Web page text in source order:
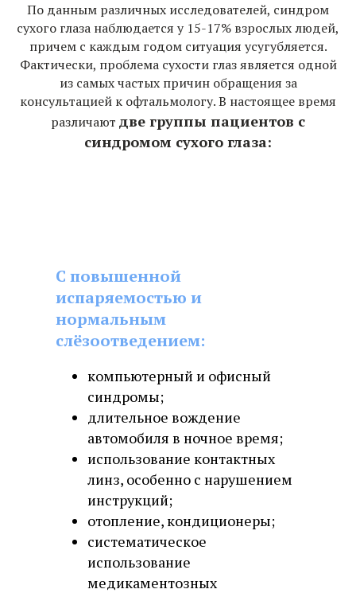
По данным различных исследователей, синдром
сухого глаза наблюдается у 15-17% взрослых людей,
причем с каждым годом ситуация усугубляется.
Фактически, проблема сухости глаз является одной
из самых частых причин обращения за
консультацией к офтальмологу. В настоящее время
различают две группы пациентов с
синдромом сухого глаза:
С повышенной
испаряемостью и
нормальным
слёзоотведением:
компьютерный и офисный
синдромы;
длительное вождение
автомобиля в ночное время;
использование контактных
линз, особенно с нарушением
инструкций;
отопление, кондиционеры;
систематическое
использование
медикаментозных